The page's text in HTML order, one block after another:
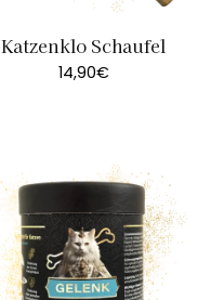
Katzenklo Schaufel
14,90€